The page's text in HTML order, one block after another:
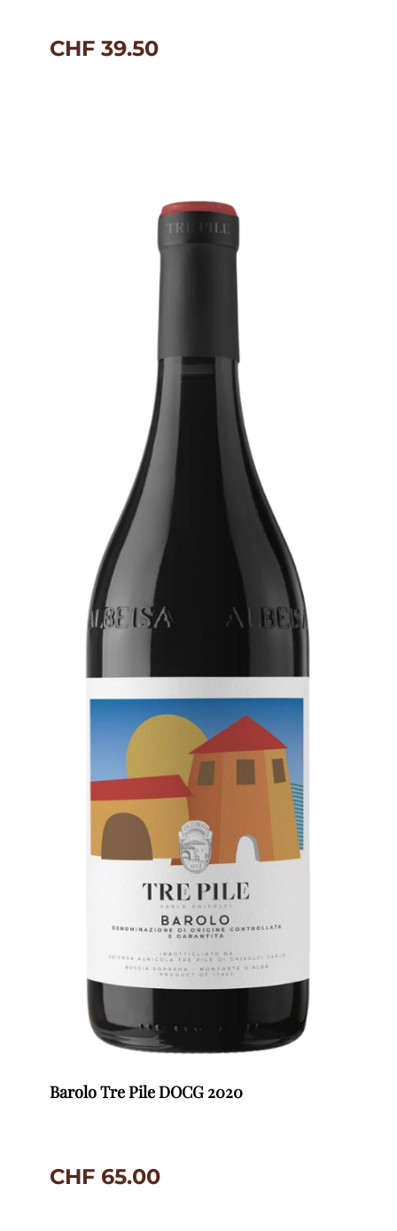
CHF 39.50
Barolo Tre Pile DOCG 2020
CHF 65.00